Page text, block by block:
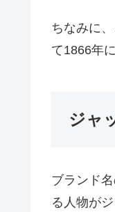
ちなみに
て1866年
ジャ
ブランド
る人物が